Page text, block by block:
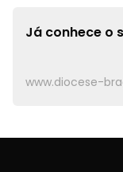
Já conhece o
www.diocese-